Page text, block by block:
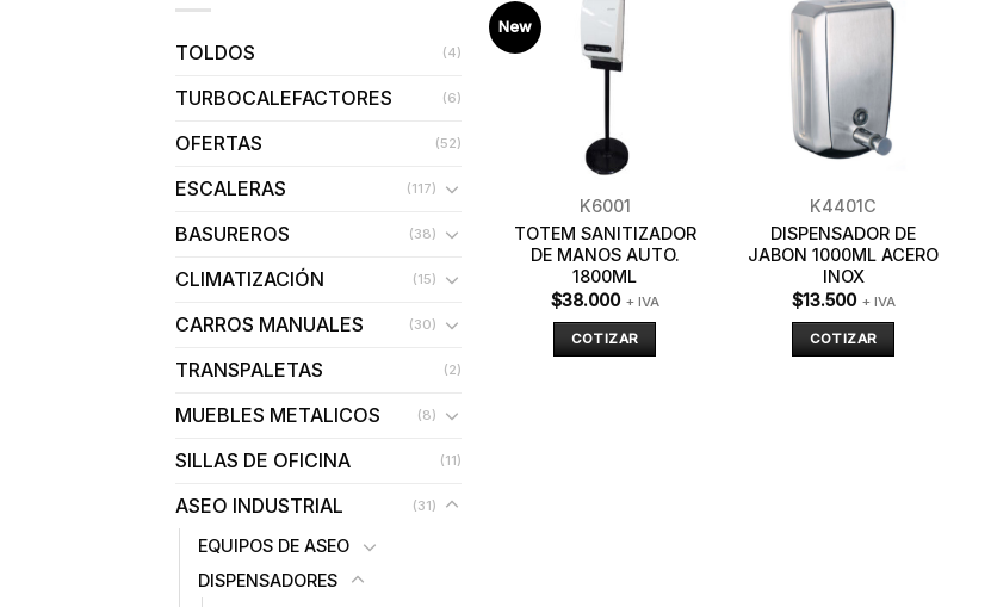
TOLDOS (4)
TURBOCALEFACTORES (6)
OFERTAS (52)
ESCALERAS (117)
BASUREROS (38)
CLIMATIZACIÓN (15)
CARROS MANUALES (30)
TRANSPALETAS (2)
MUEBLES METALICOS (8)
SILLAS DE OFICINA (11)
ASEO INDUSTRIAL (31)
EQUIPOS DE ASEO
DISPENSADORES
New
K6001
TOTEM SANITIZADOR
DE MANOS AUTO.
1800ML
$38.000 + IVA
COTIZAR
K4401C
DISPENSADOR DE
JABON 1000ML ACERO
INOX
$13.500 + IVA
COTIZAR